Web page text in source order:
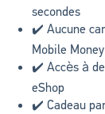
secondes
✔️ Aucune
Mobile Money
✔️ Accès à
eShop
✔️ Cadeau